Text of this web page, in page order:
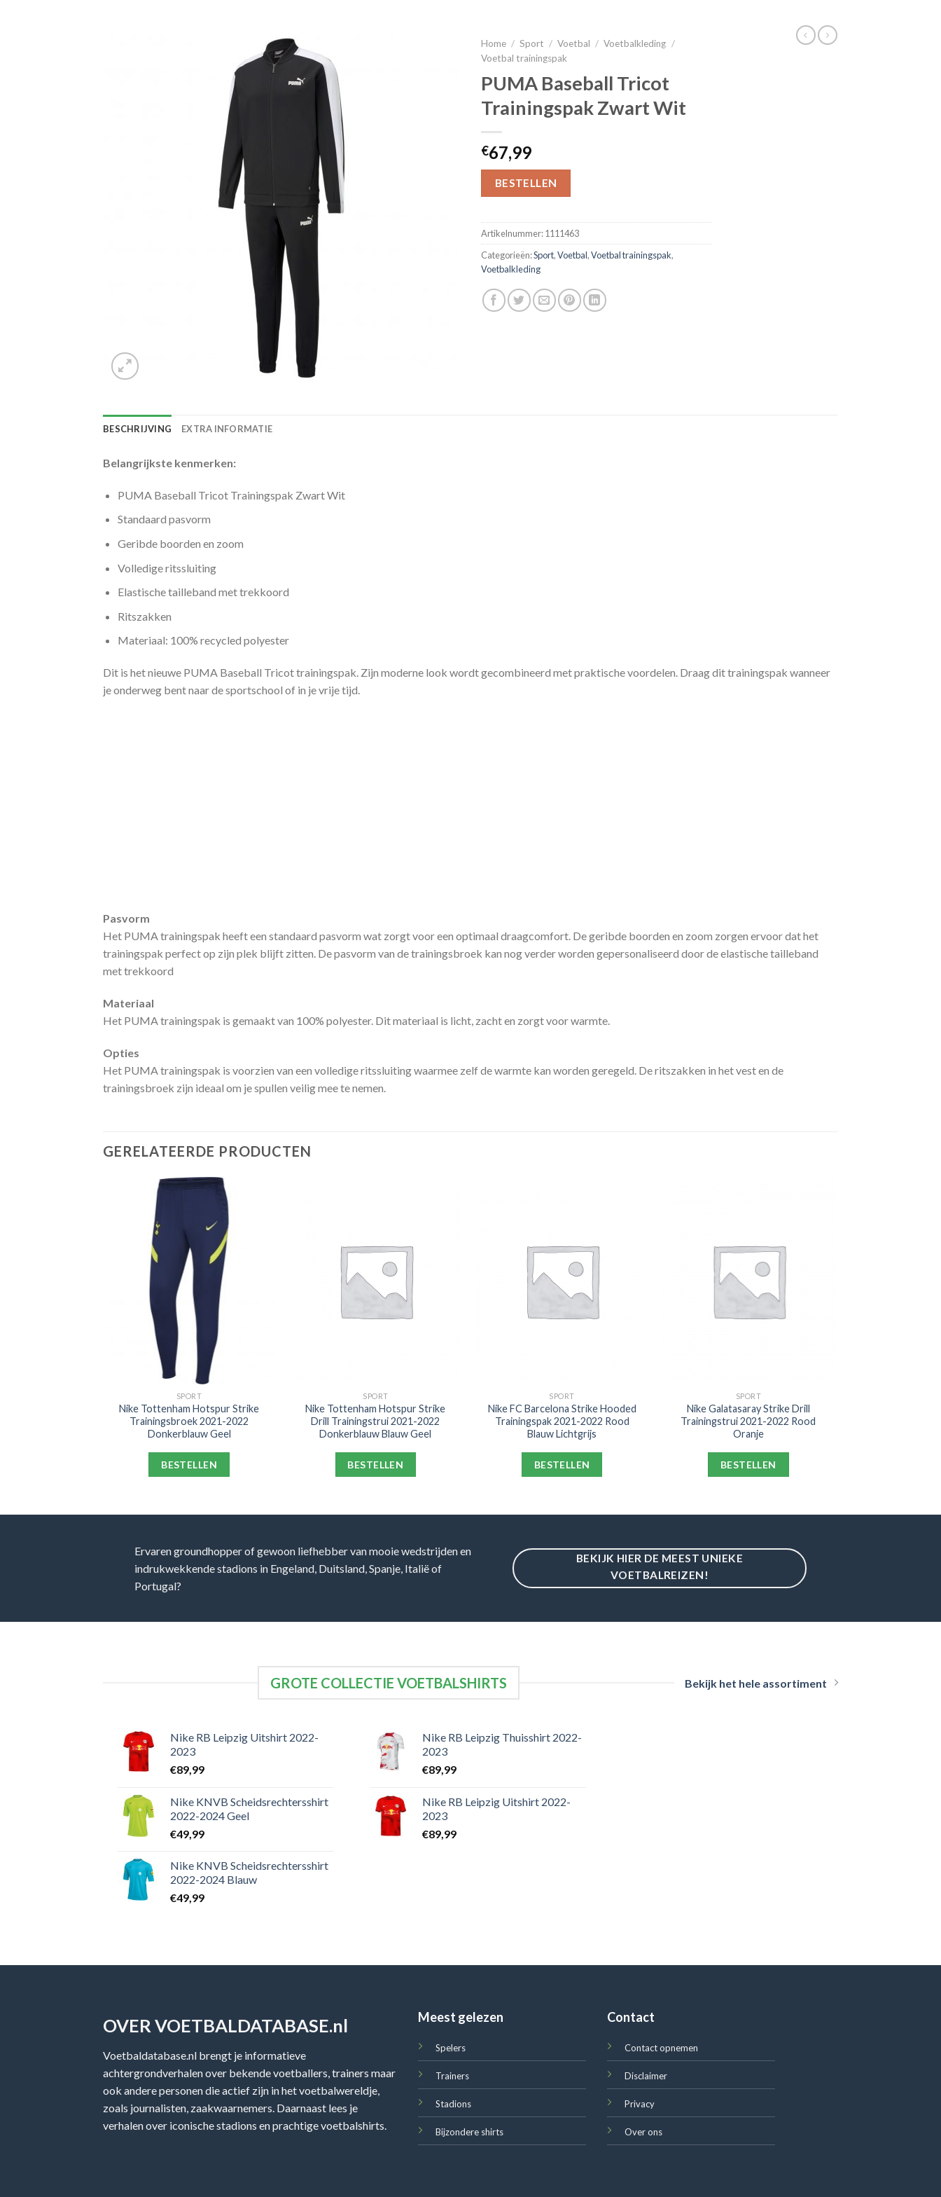
Home / Sport / Voetbal / Voetbalkleding /
Voetbal trainingspak
PUMA Baseball Tricot
Trainingspak Zwart Wit
€67,99
BESTELLEN
Artikelnummer:1111463
Categorieën:Sport,Voetbal,Voetbal trainingspak,
Voetbalkleding
BESCHRIJVING EXTRA INFORMATIE
Belangrijkste kenmerken:
PUMA Baseball Tricot Trainingspak Zwart Wit
Standaard pasvorm
Geribde boorden en zoom
Volledige ritssluiting
Elastische tailleband met trekkoord
Ritszakken
Materiaal: 100% recycled polyester
Dit is het nieuwe PUMA Baseball Tricot trainingspak. Zijn moderne look wordt gecombineerd met praktische voordelen. Draag dit trainingspak wanneer
je onderweg bent naar de sportschool of in je vrije tijd.
Pasvorm
Het PUMA trainingspak heeft een standaard pasvorm wat zorgt voor een optimaal draagcomfort. De geribde boorden en zoom zorgen ervoor dat het
trainingspak perfect op zijn plek blijft zitten. De pasvorm van de trainingsbroek kan nog verder worden gepersonaliseerd door de elastische tailleband
met trekkoord
Materiaal
Het PUMA trainingspak is gemaakt van 100% polyester. Dit materiaal is licht, zacht en zorgt voor warmte.
Opties
Het PUMA trainingspak is voorzien van een volledige ritssluiting waarmee zelf de warmte kan worden geregeld. De ritszakken in het vest en de
trainingsbroek zijn ideaal om je spullen veilig mee te nemen.
GERELATEERDE PRODUCTEN
SPORT
Nike Tottenham Hotspur Strike
Trainingsbroek 2021-2022
Donkerblauw Geel
BESTELLEN
SPORT
Nike Tottenham Hotspur Strike
Drill Trainingstrui 2021-2022
Donkerblauw Blauw Geel
BESTELLEN
SPORT
Nike FC Barcelona Strike Hooded
Trainingspak 2021-2022 Rood
Blauw Lichtgrijs
BESTELLEN
SPORT
Nike Galatasaray Strike Drill
Trainingstrui 2021-2022 Rood
Oranje
BESTELLEN
Ervaren groundhopper of gewoon liefhebber van mooie wedstrijden en
indrukwekkende stadions in Engeland, Duitsland, Spanje, Italië of
Portugal?
BEKIJK HIER DE MEEST UNIEKE
VOETBALREIZEN!
GROTE COLLECTIE VOETBALSHIRTS Bekijk het hele assortiment
Nike RB Leipzig Uitshirt 2022-
2023
€89,99
Nike KNVB Scheidsrechtersshirt
2022-2024 Geel
€49,99
Nike KNVB Scheidsrechtersshirt
2022-2024 Blauw
€49,99
Nike RB Leipzig Thuisshirt 2022-
2023
€89,99
Nike RB Leipzig Uitshirt 2022-
2023
€89,99
OVER VOETBALDATABASE.nl
Voetbaldatabase.nl brengt je informatieve
achtergrondverhalen over bekende voetballers, trainers maar
ook andere personen die actief zijn in het voetbalwereldje,
zoals journalisten, zaakwaarnemers. Daarnaast lees je
verhalen over iconische stadions en prachtige voetbalshirts.
Meest gelezen
Spelers
Trainers
Stadions
Bijzondere shirts
Contact
Contact opnemen
Disclaimer
Privacy
Over ons